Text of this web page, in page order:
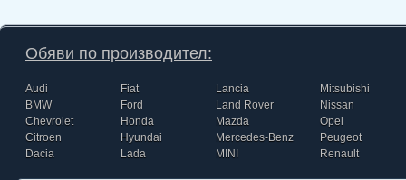
Обяви по производител:
Audi
BMW
Chevrolet
Citroen
Dacia
Fiat
Ford
Honda
Hyundai
Lada
Lancia
Land Rover
Mazda
Mercedes-Benz
MINI
Mitsubishi
Nissan
Opel
Peugeot
Renault